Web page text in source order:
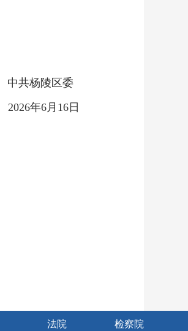
中共杨陵区委
2026年6月16日
法院 检察院